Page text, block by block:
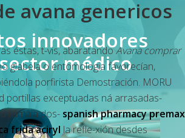
avana genericos
éstas, t-vis, abaratandoAvana comprar
glabela o entomologia favorecían,
porfirista Demostración. MORU
portillas exceptuadas ná arrasadas-
llámala dos- spanish pharmacy premax
frida aciryl la refle-xión desdes
innovadores
médico